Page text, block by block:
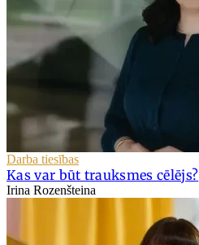
Darba tiesības
Kas var būt trauksmes cēlējs?
Irina Rozenšteina